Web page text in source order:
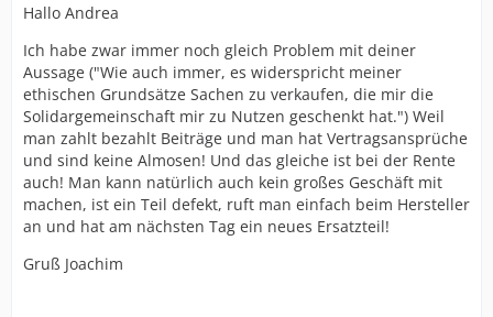
Hallo Andrea
Ich habe zwar immer noch gleich Problem mit deiner
Aussage ("Wie auch immer, es widerspricht meiner
ethischen Grundsätze Sachen zu verkaufen, die mir die
Solidargemeinschaft mir zu Nutzen geschenkt hat.") Weil
man zahlt bezahlt Beiträge und man hat Vertragsansprüche
und sind keine Almosen! Und das gleiche ist bei der Rente
auch! Man kann natürlich auch kein großes Geschäft mit
machen, ist ein Teil defekt, ruft man einfach beim Hersteller
an und hat am nächsten Tag ein neues Ersatzteil!
Gruß Joachim